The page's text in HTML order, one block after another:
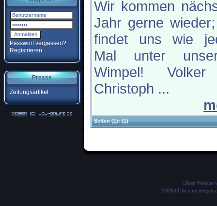
Passwort vergessen?
Registrieren
Presse
Zeitungsartikel
Wir kommen
Jahr gerne
findet uns wie
Mal unter
Wimpel!
Christoph ...
Seiten(1):(1)
Diese Website
PHPKIT ist eine